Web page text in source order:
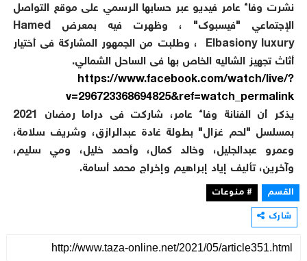
نشرت وفاء عامر فيديو عبر حسابها الرسمي على موقع التواصل
الإجتماعي "فيسبوك" ، وظهرت فيه بمعرض Hamed
Elbasiony luxury ، وطلبت من الجمهور المشاركة فى أختيار
أثاث تجهيز الشاليه الخاص بها فى الساحل الشمالي.
https://www.facebook.com/watch/live/?
v=296723368694825&ref=watch_permalink
يذكر أن الفنانة وفاء عامر، شاركت فى دراما رمضان 2021
بمسلسل "لحم غزال" بطولة غادة عبدالرازق، وشريف سلامة،
وعمرو عبدالجليل، وخالد كمال، وأحمد خليل، ومي سليم،
وآخرين، تأليف إياد إبراهيم وإخراج محمد أسامة.
القسم
# منوعات
شارك